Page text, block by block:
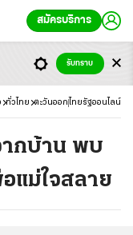
สมัครบริการ
ทั่วไทย ตะวันออก ไทยรัฐออนไลน์
กบ้าน พบ
แม่ใจสลาย
รับทราบ